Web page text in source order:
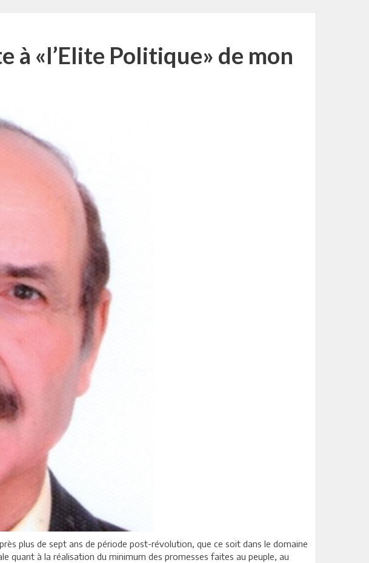
à «l’Elite Politique» de mon
plus de sept ans de période post-révolution, que ce soit dans le domaine
quant à la réalisation du minimum des promesses faites au peuple, au